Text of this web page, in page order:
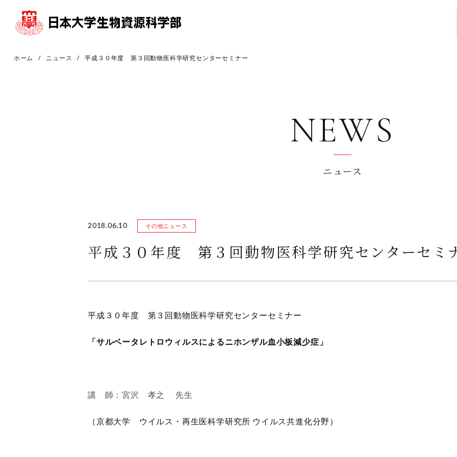
ホーム ニュース 平成３０年度 第３回動物医科学研究センターセミナー
NEWS
ニュース
2018.06.10 その他ニュース
平成３０年度 第３回動物医科学研究センターセミ
平成３０年度 第３回動物医科学研究センターセミナー
「サルベータレトロウィルスによるニホンザル血小板減少症」
講 師：宮沢 孝之 先生
（京都大学 ウイルス・再生医科学研究所 ウイルス共進化分野）